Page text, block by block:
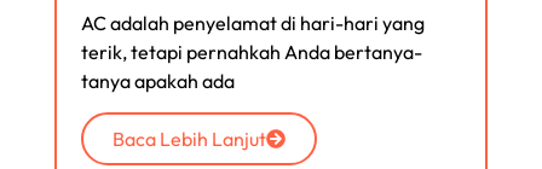
AC adalah penyelamat di hari-hari yang
terik, tetapi pernahkah Anda bertanya-
tanya apakah ada
Baca Lebih Lanjut